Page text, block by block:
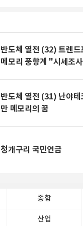
반도체 열전 (32) 트렌
메모리 풍향계 "시세조
반도체 열전 (31) 난야
만 메모리의 꿈
청개구리 국민연금
종합
산업